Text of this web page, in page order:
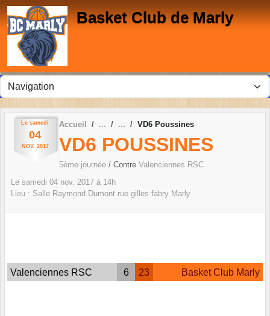
Basket Club de Marly
Le samedi
04
NOV. 2017
Accueil VD6 Poussines
VD6 POUSSINES
5ème journée / Contre Valenciennes RSC
Le samedi 04 nov. 2017 à 14h
Lieu : Salle Raymond Dumont rue gilles fabry Marly
Valenciennes RSC 6 23 Basket Club Marly
Panneau de gestion des cookies